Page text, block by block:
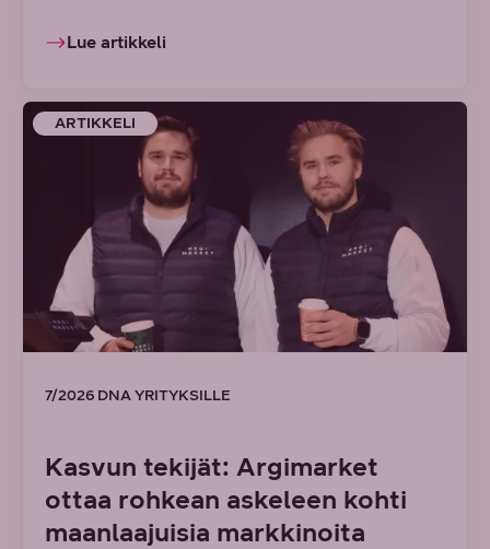
Lue artikkeli
ARTIKKELI
7/2026 DNA YRITYKSILLE
Kasvun tekijät: Argimarket
ottaa rohkean askeleen kohti
maanlaajuisia markkinoita